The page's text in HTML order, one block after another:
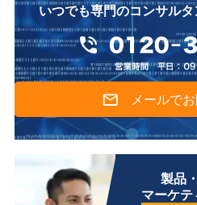
いつでも専門のコンサル
メールで
製品
マーケ